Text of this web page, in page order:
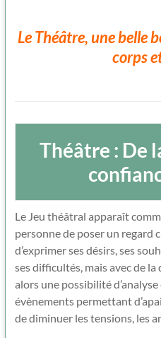
Le Théâtre, une belle
corps
Théâtre : De
Le Jeu théâtral apparaît
personne de poser un regard
d’exprimer ses désirs, ses
ses difficultés, mais avec de
alors une possibilité
évènements permettant
de diminuer les tensions, les